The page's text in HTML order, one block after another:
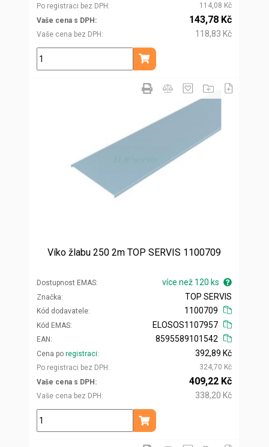
Po registraci bez DPH
114,08 Kč
Vaše cena s DPH
Vaše cena bez DPH
143,78 Kč
118,83 Kč
ks
Přidat do košíku
Víko žlabu 250 2m TOP SERVIS 1100709
Dostupnost EMAS více než 120 ks
Značka
Kód dodavatele
TOP SERVIS
1100709
Kód EMAS
EAN
ELOSOS1107957
8595589101542
Cena po registraci
Po registraci bez DPH
392,89 Kč
324,70 Kč
Vaše cena s DPH
Vaše cena bez DPH
409,22 Kč
338,20 Kč
ks
Přidat do košíku